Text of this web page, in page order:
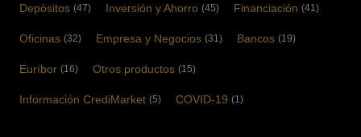
Depósitos (47) Inversión y Ahorro (45) Financiación (41)
Oficinas (32) Empresa y Negocios (31) Bancos (19)
Euríbor (16) Otros productos (15)
Información CrediMarket (5) COVID-19 (1)